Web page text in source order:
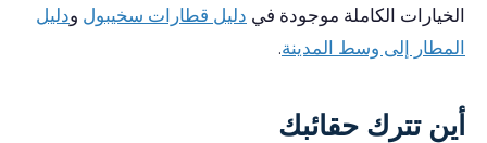
الخيارات الكاملة موجودة في دليل قطارات سخيبول ودليل
المطار إلى وسط المدينة.
أين تترك حقائبك